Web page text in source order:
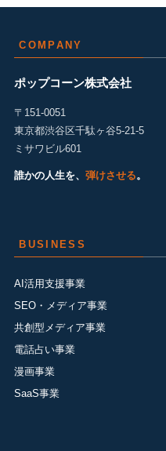
COMPANY
ポップコーン株式会社
〒151-0051
東京都渋谷区千駄ヶ谷5-21-5
ミサワビル601
誰かの人生を、 弾けさせる。
BUSINESS
AI活用支援事業
SEO・メディア事業
共創型メディア事業
電話占い事業
漫画事業
SaaS事業